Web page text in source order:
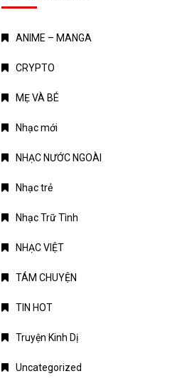
ANIME – MANGA
CRYPTO
MẸ VÀ BÉ
Nhạc mới
NHẠC NƯỚC NGOÀI
Nhạc trẻ
Nhạc Trữ Tình
NHẠC VIỆT
TÁM CHUYỆN
TIN HOT
Truyện Kinh Dị
Uncategorized